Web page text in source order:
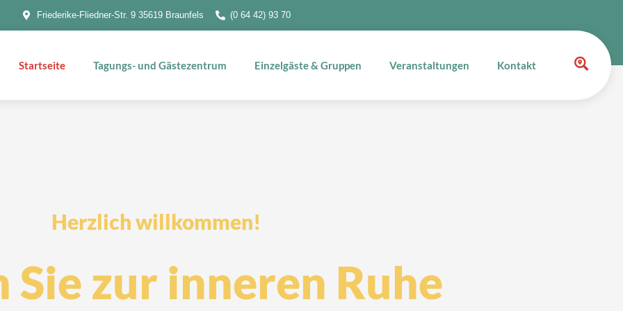
Friederike-Fliedner-Str. 9 35619 Braunfels (0 64 42) 93 70
Startseite Tagungs- und Gästezentrum Einzelgäste & Gruppen Veranstaltungen Kontakt
Herzlich willkommen!
Sie zur inneren Ruhe